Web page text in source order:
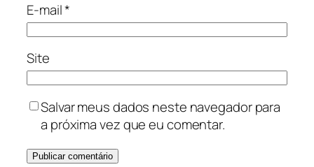
E-mail*
Site
Salvar meus dados neste navegador para
a próxima vez que eu comentar.